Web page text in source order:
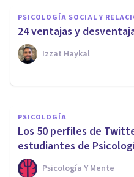
PSICOLOGÍA SOCIAL Y
24 ventajas y
Izzat Haykal
​Facebook,
verano que te
PSICOLOGÍA
Los 50 perfiles de
estudiantes de
Psicología Y Mente